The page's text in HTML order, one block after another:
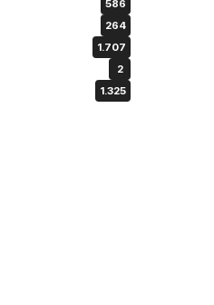
586
264
1.707
2
1.325